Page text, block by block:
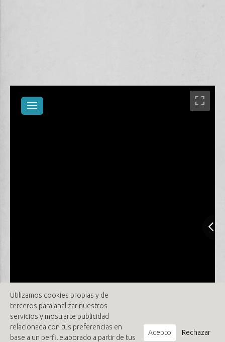
Utilizamos cookies propias y de
terceros para analizar nuestros
servicios y mostrarte publicidad
relacionada con tus preferencias en
base a un perfil elaborado a partir de tus
Acepto Rechazar